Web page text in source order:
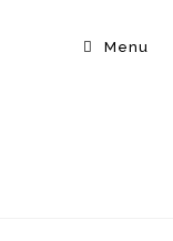
Menu